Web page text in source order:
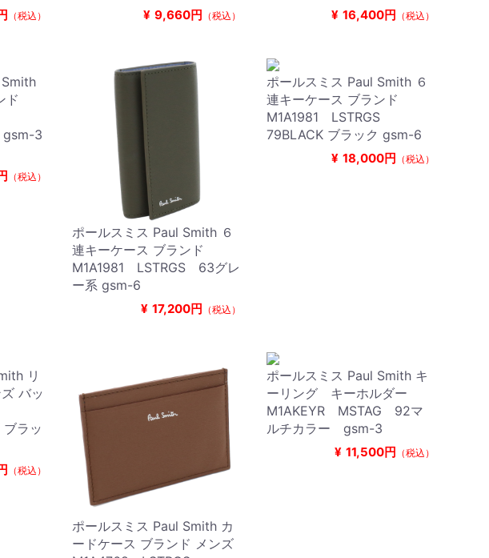
（税込） ¥ 9,660円 （税込） ¥ 16,400円 （税込）
ド
3
（税込）
ポールスミス Paul Smith ６
連キーケース ブランド
M1A1981 LSTRGS 63グレ
ー系 gsm-6
¥ 17,200円 （税込）
ポールスミス Paul Smith ６
連キーケース ブランド
M1A1981 LSTRGS
79BLACK ブラック gsm-6
¥ 18,000円 （税込）
リ
バッ
ラッ
（税込）
ポールスミス Paul Smith カ
ードケース ブランド メンズ
ポールスミス Paul Smith キ
ーリング キーホルダー
M1AKEYR MSTAG 92マ
ルチカラー gsm-3
¥ 11,500円 （税込）